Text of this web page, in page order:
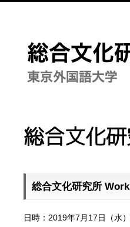
総合文化
総合文化研究所
日時：2019年7月17日（水